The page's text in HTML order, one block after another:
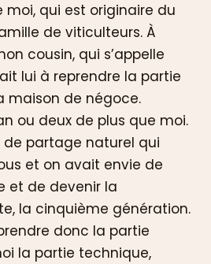
qui est originaire du
de viticulteurs. À
cousin, qui s’appelle
lui à reprendre la partie
maison de négoce.
ou deux de plus que moi.
de partage naturel qui
et on avait envie de
et de devenir la
la cinquième génération.
donc la partie
la partie technique,